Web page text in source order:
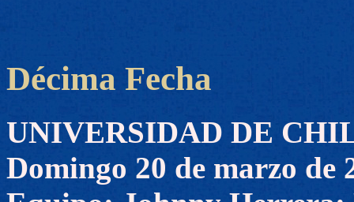
Décima Fecha
UNIVERSIDAD DE
Domingo 20 de marzo de